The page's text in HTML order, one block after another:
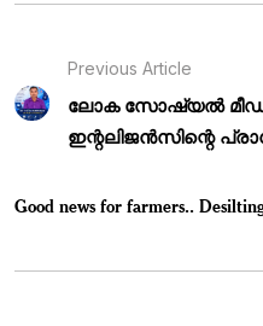
Previous Article
ലോക സോഷ്യൽ
ഇന്റലിജൻസിന്റെ
Good news for farmers..